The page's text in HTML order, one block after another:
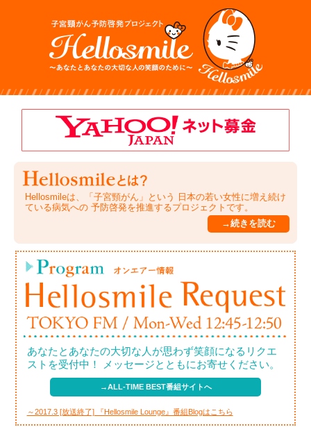
Hellosmileは、「子宮頸がん」という 日本の若い女性に増え続け
ている病気への 予防啓発を推進するプロジェクトです。
→続きを読む
あなたとあなたの大切な人が思わず笑顔になるリクエ
ストを受付中！ メッセージとともにお寄せください。
→ALL-TIME BEST番組サイトへ
～2017.3 [放送終了] 『Hellosmile Lounge』番組Blogはこちら